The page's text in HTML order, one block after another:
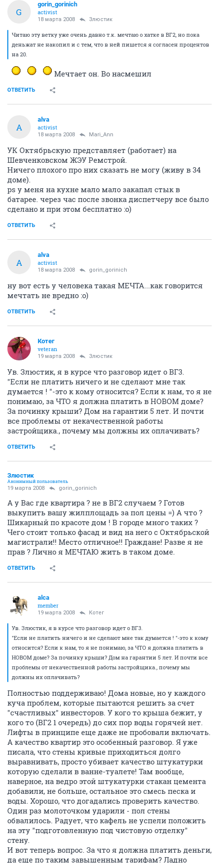
G
gorin_gorinich
activist
18 марта 2008 Злюстик
Читаю эту ветку уже очень давно т.к. мечтаю о хатке в ВГ2, но пока
деньжат не накопил и с тем, что в ней пишется я согласен процентов
на 20.
Мечтает он. Во насмешил
ОТВЕТИТЬ
A
alva
activist
18 марта 2008 Mari_Ann
УК Октябрьскую представляет (работает) на
Шевченковском ЖЭУ Ремстрой.
Ничего плохого про них сказать не могу (живу в 34
доме).
ps у меня на кухне мало мало закапал стык в
батарее. через час после звонка диспетчеру все было
сделано и при этом бесплатно :о)
ОТВЕТИТЬ
A
alva
activist
18 марта 2008 gorin_gorinich
ну вот есть у человека такая МЕЧТА...как говорится
мечтать не вредно :о)
ОТВЕТИТЬ
Котег
veteran
19 марта 2008 Злюстик
Ув. Злюстик, я в курсе что разговор идет о ВГ3.
"Если не платить ничего и не сделают мне так
думается ! "-это к кому относится? Если к нам, то я не
понимаю, за ЧТО я должна платить в НОВОМ доме?
За починку крыши? Дом на гарантии 5 лет. И почти
все проблемы от некачественной работы
застройщика., почему мы должны их оплачивать?
ОТВЕТИТЬ
Злюстик
Анонимный пользователь
19 марта 2008 gorin_gorinich
А у Вас где квартира ? не в ВГ2 случаем ? Готов
выкупить вашу жилплощадь за пол цены =) А что ?
Шикарный по красоте дом ! В городе много таких ?
Чего стоит только фасад и вид на него с Октябрьской
магистрали!! Место отличное!! Граждане! Разве я не
прав ? Лично я МЕЧТАЮ жить в таком доме.
ОТВЕТИТЬ
alca
member
19 марта 2008 Котег
Ув. Злюстик, я в курсе что разговор идет о ВГ3.
"Если не платить ничего и не сделают мне так думается ! "-это к кому
относится? Если к нам, то я не понимаю, за ЧТО я должна платить в
НОВОМ доме? За починку крыши? Дом на гарантии 5 лет. И почти все
проблемы от некачественной работы застройщика., почему мы
должны их оплачивать?
Полностью поддерживаю! Дома новые, но у каждого
куча проблем, которые пытаются решить за счет
"счастливых" инвесторов. У кого то крыша бежит, у
кого то (ВГ2 1 очередь) до сих пор воды горячей нет.
Лифты в принципе еще даже не пробовали включать.
А качество квартир это особенный разговор. Я уже
писала, что стены кривые приходиться долго
выравнивать, просто убивает качество штукатурки
которую сделали в ванне-туалете! Там вообще,
наверное, на ведро этой штукатурки стакан цемента
добавили, не больше, остальное это смесь песка и
воды. Хорошо, что догадались проверить качество.
Один раз молоточком ударили - пол стены
обвалилось. Радует, что кафель не успели положить
на эту "подготовленную под чистовую отделку"
стену.
И вот теперь вопрос. За что я должна платить деньги,
да еще по таким завышенным тарифам? Ладно